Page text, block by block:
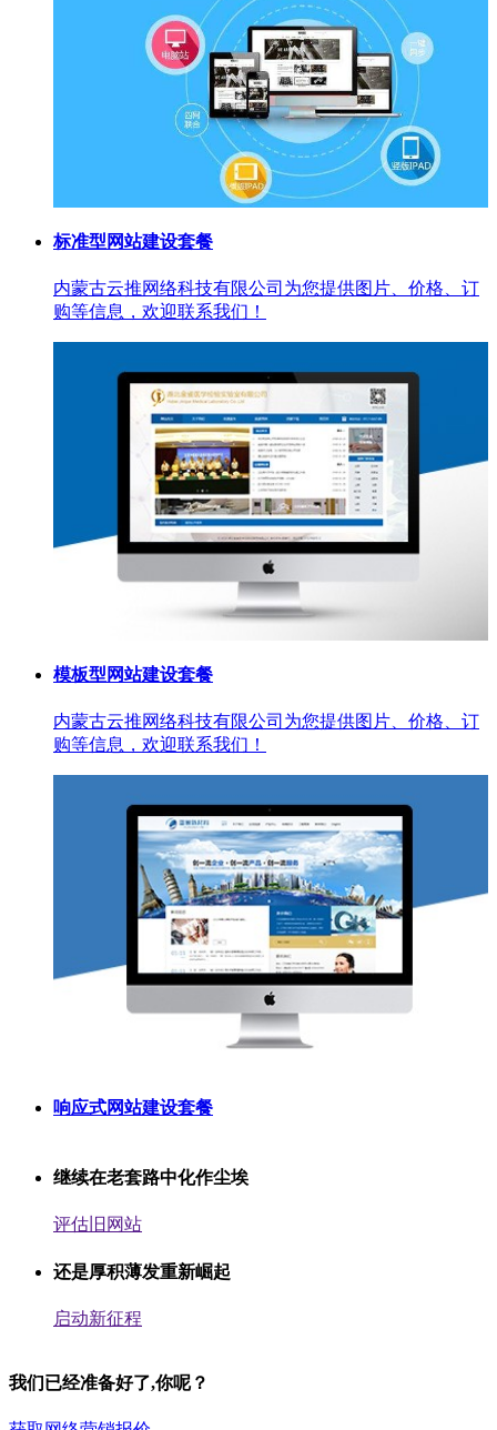
标准型网站建设套餐
内蒙古云推网络科技有限公司为您提供图片、价格、订
购等信息，欢迎联系我们！
模板型网站建设套餐
内蒙古云推网络科技有限公司为您提供图片、价格、订
购等信息，欢迎联系我们！
响应式网站建设套餐
继续在老套路中化作尘埃
评估旧网站
还是厚积薄发重新崛起
启动新征程
我们已经准备好了,你呢？